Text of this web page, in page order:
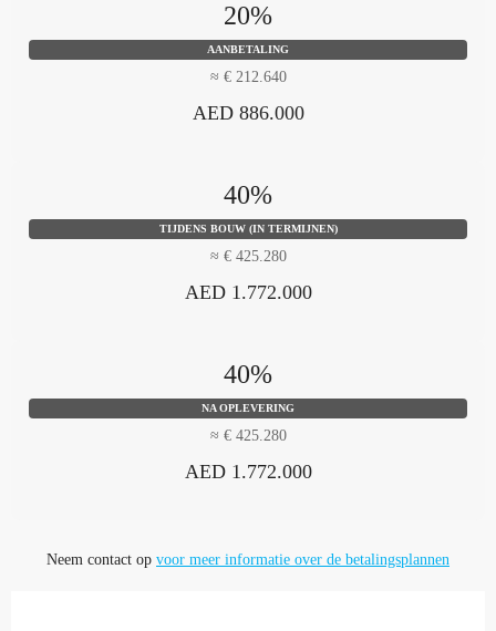
20%
AANBETALING
≈ € 212.640
AED 886.000
40%
TIJDENS BOUW (IN TERMIJNEN)
≈ € 425.280
AED 1.772.000
40%
NA OPLEVERING
≈ € 425.280
AED 1.772.000
Neem contact op voor meer informatie over de betalingsplannen